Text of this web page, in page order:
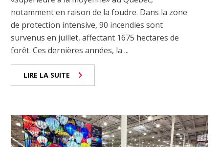
notamment en raison de la foudre. Dans la zone
de protection intensive, 90 incendies sont
survenus en juillet, affectant 1675 hectares de
forêt. Ces dernières années, la ...
LIRE LA SUITE